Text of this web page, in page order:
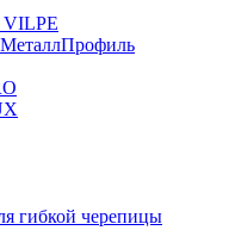
VILPE
МеталлПрофиль
гибкой черепицы